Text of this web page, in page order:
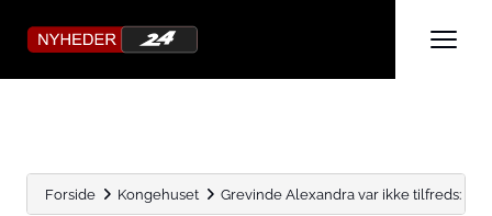
Forside Kongehuset Grevinde Alexandra var ikke tilfreds: